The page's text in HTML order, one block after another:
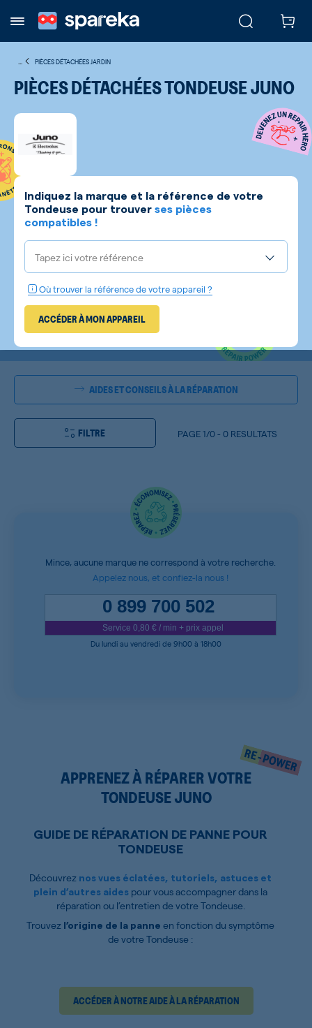
PIÈCES DÉTACHÉES JARDIN
PIÈCES DÉTACHÉES TONDEUSE JUNO
Indiquez la marque et la référence de votre
Tondeuse pour trouver ses pièces
compatibles !
Tapez ici votre référence
Où trouver la référence de votre appareil ?
ACCÉDER À MON APPAREIL
AIDES ET CONSEILS À LA RÉPARATION
FILTRE PAGE 1/0- 0 RESULTATS
Mince, aucune marque ne correspond à votre recherche.
Appelez nous, et confiez-la nous !
0 899 700 502
Service 0,80 € / min + prix appel
Du lundi au vendredi de 9h00 à 18h00
APPRENEZ À RÉPARER VOTRE
TONDEUSE JUNO
GUIDE DE RÉPARATION DE PANNE POUR
TONDEUSE
Découvrez nos vues éclatées, tutoriels, astuces et
plein d’autres aides pour vous accompagner dans la
réparation ou l’entretien de votre Tondeuse.
Trouvez l’origine de la panne en fonction du symptôme
de votre Tondeuse :
ACCÉDER À NOTRE AIDE À LA RÉPARATION